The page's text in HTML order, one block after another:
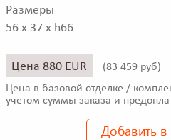
Размеры
56 x 37 x h66
Цена 880 EUR (83 459 руб)
Цена в базовой отделке /
учетом суммы заказа и
Добавить в